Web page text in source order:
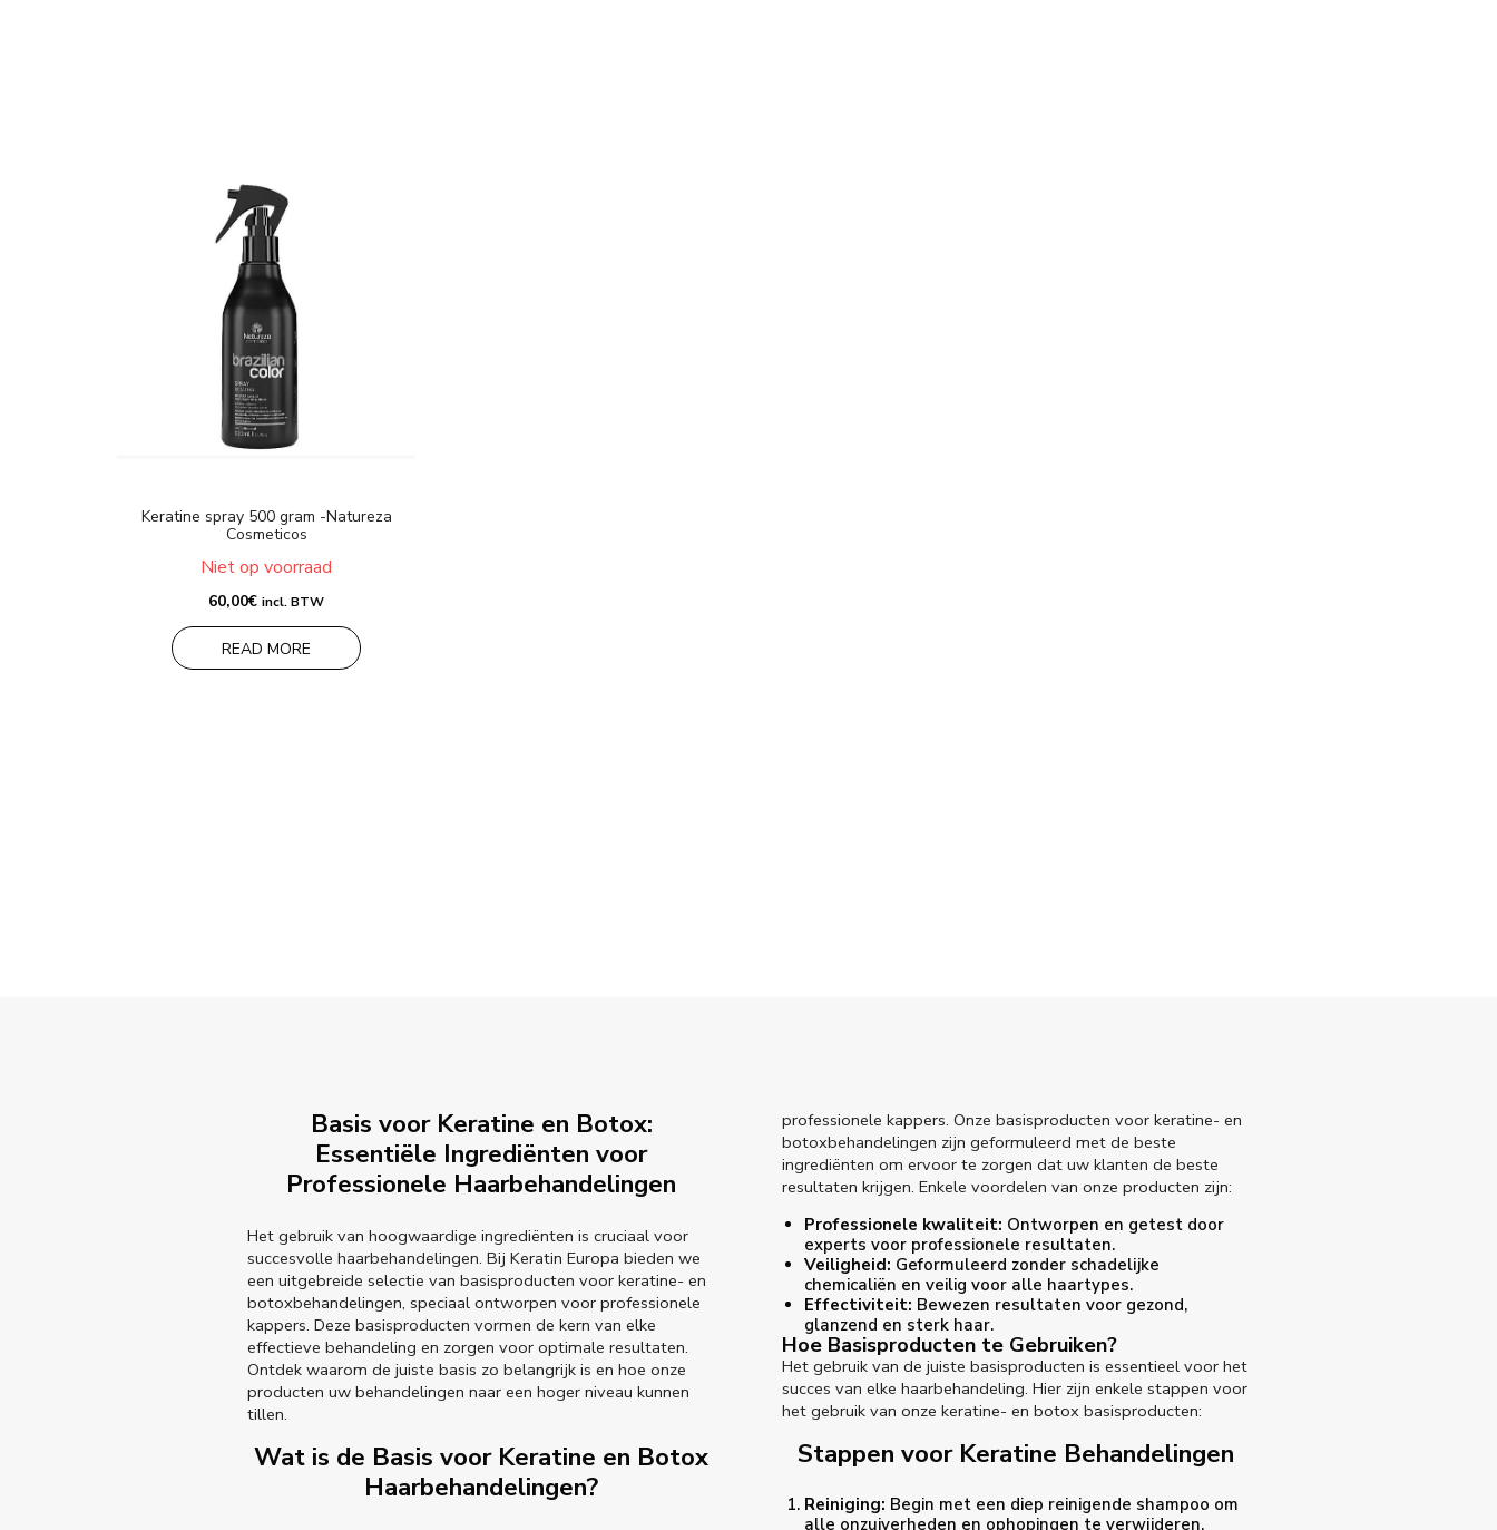
Keratine spray 500 gram -Natureza
Cosmeticos
Niet op voorraad
60,00€ incl. BTW
READ MORE
Basis voor Keratine en Botox:
Essentiële Ingrediënten voor
Professionele Haarbehandelingen
Het gebruik van hoogwaardige ingrediënten is cruciaal voor
succesvolle haarbehandelingen. Bij Keratin Europa bieden we
een uitgebreide selectie van basisproducten voor keratine- en
botoxbehandelingen, speciaal ontworpen voor professionele
kappers. Deze basisproducten vormen de kern van elke
effectieve behandeling en zorgen voor optimale resultaten.
Ontdek waarom de juiste basis zo belangrijk is en hoe onze
producten uw behandelingen naar een hoger niveau kunnen
tillen.
Wat is de Basis voor Keratine en Botox
Haarbehandelingen?
professionele kappers. Onze basisproducten voor keratine- en
botoxbehandelingen zijn geformuleerd met de beste
ingrediënten om ervoor te zorgen dat uw klanten de beste
resultaten krijgen. Enkele voordelen van onze producten zijn:
Professionele kwaliteit: Ontworpen en getest door
experts voor professionele resultaten.
Veiligheid: Geformuleerd zonder schadelijke
chemicaliën en veilig voor alle haartypes.
Effectiviteit: Bewezen resultaten voor gezond,
glanzend en sterk haar.
Hoe Basisproducten te Gebruiken?
Het gebruik van de juiste basisproducten is essentieel voor het
succes van elke haarbehandeling. Hier zijn enkele stappen voor
het gebruik van onze keratine- en botox basisproducten:
Stappen voor Keratine Behandelingen
Reiniging: Begin met een diep reinigende shampoo om
alle onzuiverheden en ophopingen te verwijderen.